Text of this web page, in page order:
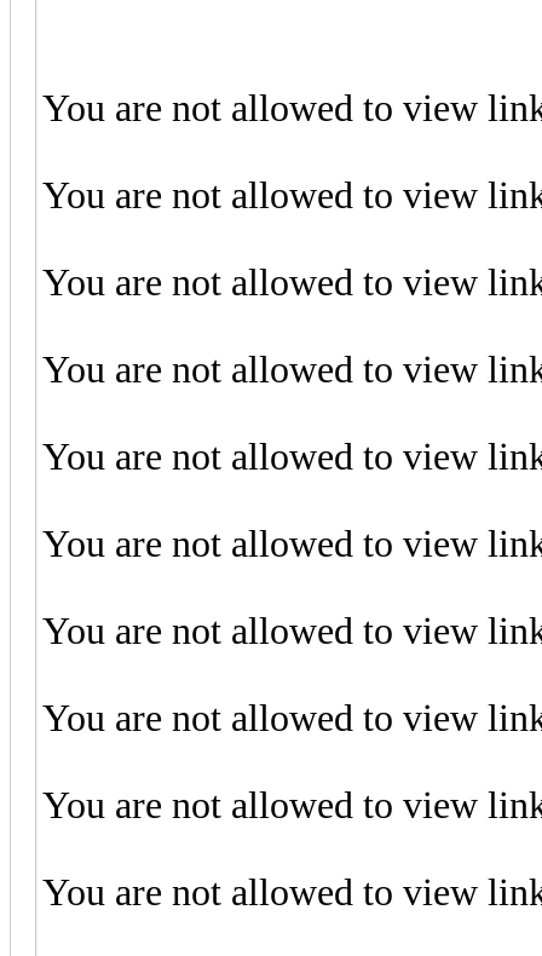
You are not allowed to view
You are not allowed to view
You are not allowed to view
You are not allowed to view
You are not allowed to view
You are not allowed to view
You are not allowed to view
You are not allowed to view
You are not allowed to view
You are not allowed to view